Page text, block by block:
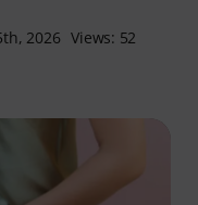
2026 Views: 52